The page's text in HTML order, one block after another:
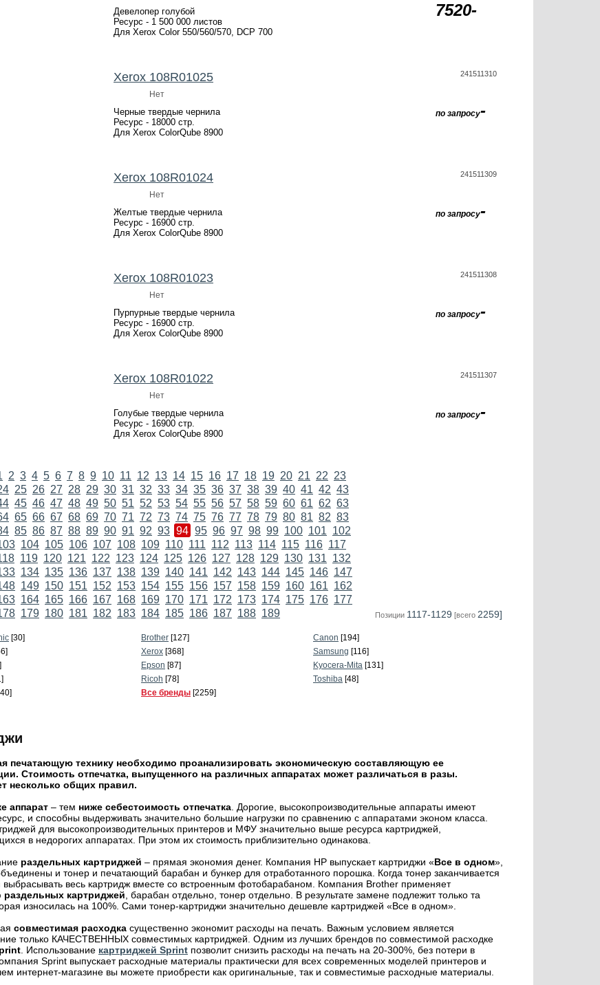
Девелопер голубой
Ресурс - 1 500 000 листов
Для Xerox Color 550/560/570, DCP 700
7520-
Xerox 108R01025
Нет
Черные твердые чернила
Ресурс - 18000 стр.
Для Xerox ColorQube 8900
241511310
по запросу-
Xerox 108R01024
Нет
Желтые твердые чернила
Ресурс - 16900 стр.
Для Xerox ColorQube 8900
241511309
по запросу-
Xerox 108R01023
Нет
Пурпурные твердые чернила
Ресурс - 16900 стр.
Для Xerox ColorQube 8900
241511308
по запросу-
Xerox 108R01022
Нет
Голубые твердые чернила
Ресурс - 16900 стр.
Для Xerox ColorQube 8900
241511307
по запросу-
2 3 4 5 6 7 8 9 10 11 12 13 14 15 16 17 18 19 20 21 22 23
25 26 27 28 29 30 31 32 33 34 35 36 37 38 39 40 41 42 43
45 46 47 48 49 50 51 52 53 54 55 56 57 58 59 60 61 62 63
65 66 67 68 69 70 71 72 73 74 75 76 77 78 79 80 81 82 83
85 86 87 88 89 90 91 92 93 94 95 96 97 98 99 100 101 102
104 105 106 107 108 109 110 111 112 113 114 115 116 117
119 120 121 122 123 124 125 126 127 128 129 130 131 132
134 135 136 137 138 139 140 141 142 143 144 145 146 147
149 150 151 152 153 154 155 156 157 158 159 160 161 162
164 165 166 167 168 169 170 171 172 173 174 175 176 177
179 180 181 182 183 184 185 186 187 188 189 Позиции 1117-1129 [всего 2259]
[30] Brother [127] Canon [194]
Xerox [368] Samsung [116]
Epson [87] Kyocera-Mita [131]
Ricoh [78] Toshiba [48]
Все бренды [2259]
печатающую технику необходимо проанализировать экономическую составляющую ее
Стоимость отпечатка, выпущенного на различных аппаратах может различаться в разы.
несколько общих правил.
аппарат – тем ниже себестоимость отпечатка . Дорогие, высокопроизводительные аппараты имеют
и способны выдерживать значительно большие нагрузки по сравнению с аппаратами эконом класса.
для высокопроизводительных принтеров и МФУ значительно выше ресурса картриджей,
в недорогих аппаратах. При этом их стоимость приблизительно одинакова.
раздельных картриджей – прямая экономия денег. Компания HP выпускает картриджи «Все в одном»,
и тонер и печатающий барабан и бункер для отработанного порошка. Когда тонер заканчивается
выбрасывать весь картридж вместе со встроенным фотобарабаном. Компания Brother применяет
раздельных картриджей , барабан отдельно, тонер отдельно. В результате замене подлежит только та
износилась на 100%. Сами тонер-картриджи значительно дешевле картриджей «Все в одном».
совместимая расходка существенно экономит расходы на печать. Важным условием является
только КАЧЕСТВЕННЫХ совместимых картриджей. Одним из лучших брендов по совместимой расходке
. Использование картриджей Sprint позволит снизить расходы на печать на 20-300%, без потери в
Sprint выпускает расходные материалы практически для всех современных моделей принтеров и
интернет-магазине вы можете приобрести как оригинальные, так и совместимые расходные материалы.